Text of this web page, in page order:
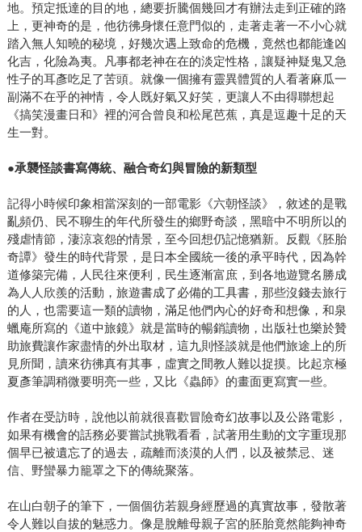
地。預定抵達的目的地，總要折騰個幾回才有辦法走到正確的路
上，更神奇的是，他彷彿身懷任意門似的，走著走著一不小心就
踏入無人知曉的秘境，好幾次遇上致命的危機，竟然也都能逢凶
化吉，化險為夷。凡事都老神在在的淡定性格，讓疑神疑鬼又急
性子的耳彥吃足了苦頭。就像一個擁有靈異體質的人看著麻瓜一
副滿不在乎的神情，令人既好氣又好笑，更讓人不由得聯想起
《搞笑漫畫日和》裡的河合曾良和松尾芭蕉，真是逗趣十足的天
生一對。
●承襲怪談書寫傳統、融合奇幻與冒險的新類型
記得小時候印象相當深刻的一部電影《六朝怪談》，敘述的是戰
亂頻仍、民不聊生的年代所發生的鄉野奇談，黑暗中不明所以的
殘虐情節，淒涼哀怨的情景，至今回想仍記憶猶新。反觀《胚胎
奇譚》發生的時代背景，是日本全國統一後的承平時代，因為幹
道修築完備，人民往來便利，民生逐漸富庶，到各地遊覽名勝成
為人人欣羨的活動，旅遊書成了必備的工具書，那些沒錢去旅行
的人，也需要這一類的讀物，滿足他們內心的好奇和想像，和泉
蠟庵所寫的《道中旅鏡》就是當時的暢銷讀物，出版社也樂於贊
助旅費讓作家盡情的外出取材，這九則怪談就是他們旅途上的所
見所聞，讀來彷彿真有其事，虛實之間教人難以捉摸。比起京極
夏彥筆調稍微要明亮一些，又比《蟲師》的畫面更寫實一些。
作者在受訪時，說他以前就很喜歡冒險奇幻故事以及公路電影，
如果有機會的話務必要嘗試挑戰看看，試著用生動的文字重現那
個早已被遺忘了的過去，疏離而淡漠的人們，以及被禁忌、迷
信、野蠻暴力籠罩之下的傳統聚落。
在山白朝子的筆下，一個個彷若親身經歷過的真實故事，發散著
令人難以自拔的魅惑力。像是脫離母親子宮的胚胎竟然能夠神奇